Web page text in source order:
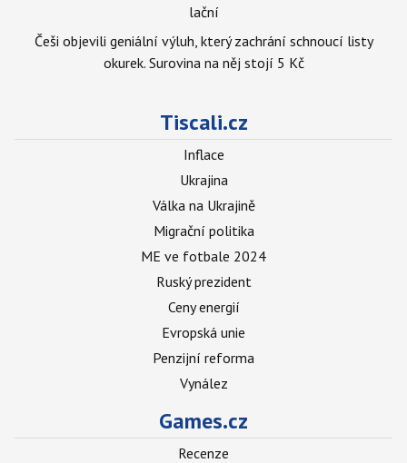
lační
Češi objevili geniální výluh, který zachrání schnoucí listy
okurek. Surovina na něj stojí 5 Kč
Tiscali.cz
Inflace
Ukrajina
Válka na Ukrajině
Migrační politika
ME ve fotbale 2024
Ruský prezident
Ceny energií
Evropská unie
Penzijní reforma
Vynález
Games.cz
Recenze